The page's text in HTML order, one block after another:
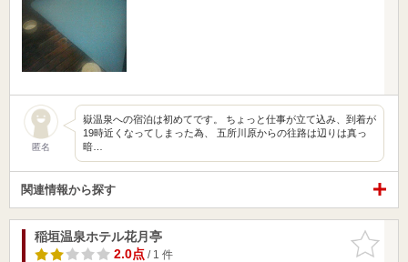
匿名
嶽温泉への宿泊は初めてです。 ちょっと仕事が立て込み、到着が
19時近くなってしまった為、 五所川原からの往路は辺りは真っ
暗…
関連情報から探す
お気に入
りに追加
稲垣温泉ホテル花月亭
2.0点/ 1 件